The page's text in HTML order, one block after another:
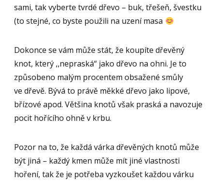
sami, tak vyberte tvrdé dřevo – buk, třešeň, švestku
(to stejné, co byste použili na uzení masa
Dokonce se vám může stát, že koupíte dřevěný
knot, který ,,nepraská“ jako dřevo na ohni. Je to
způsobeno malým procentem obsažené smůly
ve dřevě. Bývá to právě měkké dřevo jako lipové,
břízové apod. Většina knotů však praská a navozuje
pocit hořícího ohně v krbu.
Pozor na to, že každá várka dřevěných knotů může
být jiná – každý kmen může mít jiné vlastnosti
hoření, tak že je potřeba vyzkoušet každou várku